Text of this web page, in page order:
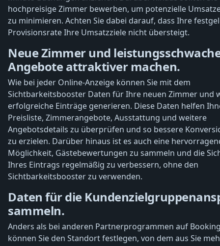
hochpreisige Zimmer bewerben, um potenzielle
zu minimieren. Achten Sie dabei darauf, dass Ihre
Provisionsrate Ihre Umsatzziele nicht übersteigt.
Neue Zimmer und
Angebote attraktiver machen.
Wie bei jeder Online-Anzeige können Sie mit dem
Sichtbarkeitsbooster Daten für Ihre neuen Zimmer und
erfolgreiche Einträge generieren. Diese Daten helfen
Preisliste, Zimmerangebote, Ausstattung und weitere
Angebotsdetails zu überprüfen und so bessere
zu erzielen. Darüber hinaus ist es auch eine
Möglichkeit, Gästebewertungen zu sammeln und die
Ihres Eintrags regelmäßig zu verbessern, ohne den
Sichtbarkeitsbooster zu verwenden.
Daten für die
sammeln.
Anders als bei anderen Partnerprogrammen auf
können Sie den Standort festlegen, von dem aus Sie